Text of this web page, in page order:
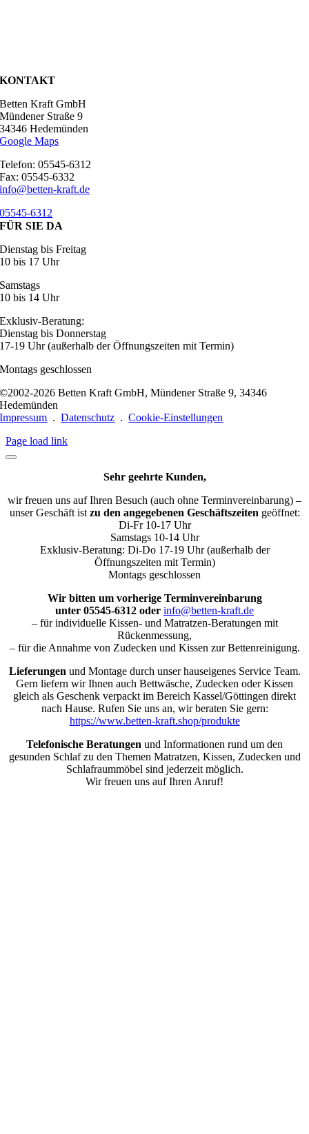
KONTAKT
Betten Kraft GmbH
Mündener Straße 9
34346 Hedemünden
Google Maps
Telefon: 05545-6312
Fax: 05545-6332
info@betten-kraft.de
05545-6312
FÜR SIE DA
Dienstag bis Freitag
10 bis 17 Uhr
Samstags
10 bis 14 Uhr
Exklusiv-Beratung:
Dienstag bis Donnerstag
17-19 Uhr (außerhalb der Öffnungszeiten mit Termin)
Montags geschlossen
©2002-2026 Betten Kraft GmbH, Mündener Straße 9, 34346
Hedemünden
Impressum .Datenschutz .Cookie-Einstellungen
Page load link
Sehr geehrte Kunden,
wir freuen uns auf Ihren Besuch (auch ohne Terminvereinbarung) –
unser Geschäft ist zu den angegebenen Geschäftszeiten geöffnet:
Di-Fr 10-17 Uhr
Samstags 10-14 Uhr
Exklusiv-Beratung: Di-Do 17-19 Uhr (außerhalb der
Öffnungszeiten mit Termin)
Montags geschlossen
Wir bitten um vorherige Terminvereinbarung
unter 05545-6312 oder info@betten-kraft.de
– für individuelle Kissen- und Matratzen-Beratungen mit
Rückenmessung,
– für die Annahme von Zudecken und Kissen zur Bettenreinigung.
Lieferungen und Montage durch unser hauseigenes Service Team.
Gern liefern wir Ihnen auch Bettwäsche, Zudecken oder Kissen
gleich als Geschenk verpackt im Bereich Kassel/Göttingen direkt
nach Hause. Rufen Sie uns an, wir beraten Sie gern:
https://www.betten-kraft.shop/produkte
Telefonische Beratungen und Informationen rund um den
gesunden Schlaf zu den Themen Matratzen, Kissen, Zudecken und
Schlafraummöbel sind jederzeit möglich.
Wir freuen uns auf Ihren Anruf!